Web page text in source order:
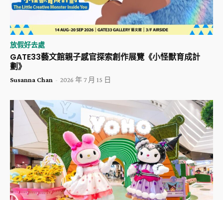
放假好去處
GATE33藝文館親子感官探索創作展覽《小怪獸育成計
劃》
Susanna Chan - 2026 年 7 月 15 日